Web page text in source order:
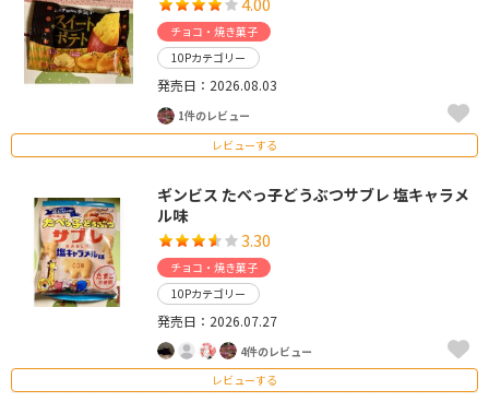
チョコ・焼き菓子
10Pカテゴリー
発売日：2026.08.03
1件のレビュー
レビューする
ギンビス たべっ子どうぶつサブレ 塩キャラメ
ル味
3.30
チョコ・焼き菓子
10Pカテゴリー
発売日：2026.07.27
4件のレビュー
レビューする